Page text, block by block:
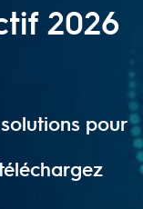
2026
pour